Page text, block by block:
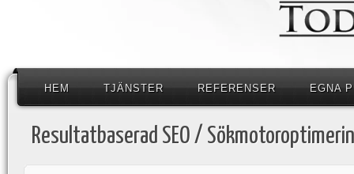
HEM TJÄNSTER REFERENSER EGNA
Resultatbaserad SEO /